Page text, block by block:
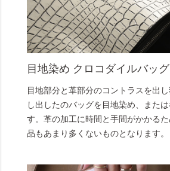
目地染め クロコダイルバッグ
目地部分と革部分のコントラスを出
し出したのバッグを目地染め、また
す。革の加工に時間と手間がかかる
品もあまり多くないものとなります。